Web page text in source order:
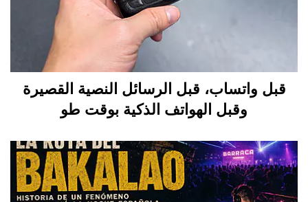
قبل واتساب، قبل الرسائل النصية القصيرة
وقبل الهواتف الذكية بوقت طو